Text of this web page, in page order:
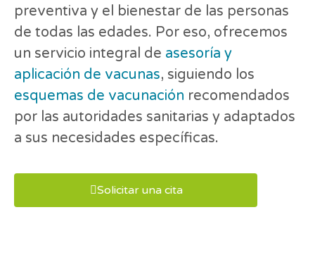
preventiva y el bienestar de las personas
de todas las edades. Por eso, ofrecemos
un servicio integral de asesoría y
aplicación de vacunas, siguiendo los
esquemas de vacunación recomendados
por las autoridades sanitarias y adaptados
a sus necesidades específicas.
Solicitar una cita